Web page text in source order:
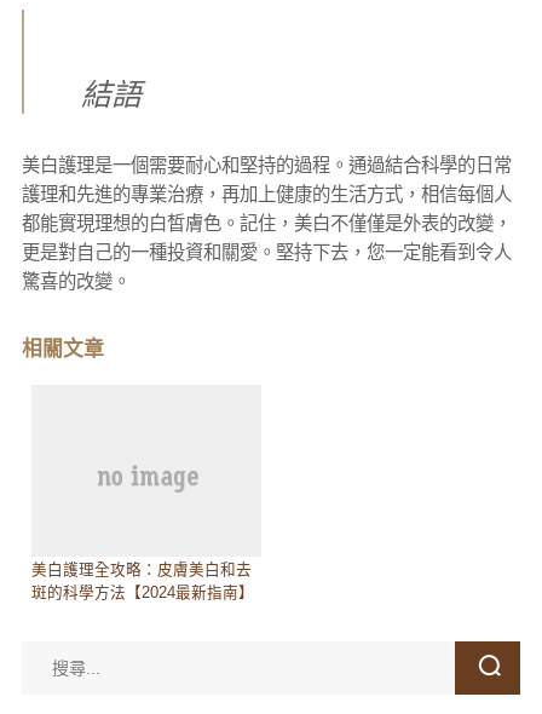
結語
美白護理是一個需要耐心和堅持的過程。通過結合科學的日常
護理和先進的專業治療，再加上健康的生活方式，相信每個人
都能實現理想的白皙膚色。記住，美白不僅僅是外表的改變，
更是對自己的一種投資和關愛。堅持下去，您一定能看到令人
驚喜的改變。
相關文章
美白護理全攻略：皮膚美白和去
斑的科學方法【2024最新指南】